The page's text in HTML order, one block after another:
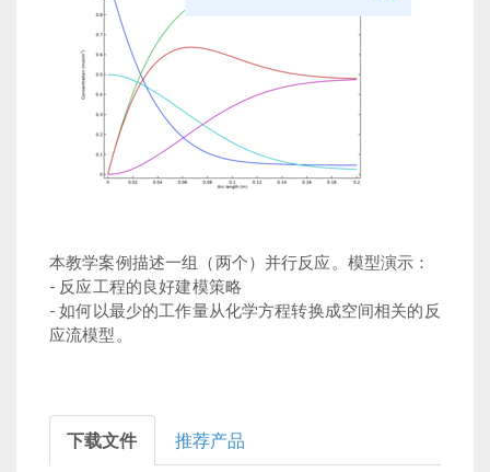
本教学案例描述一组（两个）并行反应。模型演示：
- 反应工程的良好建模策略
- 如何以最少的工作量从化学方程转换成空间相关的反
应流模型。
下载文件 推荐产品